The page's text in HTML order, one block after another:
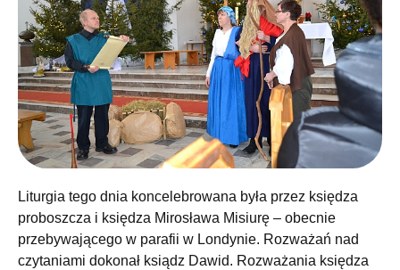
Liturgia tego dnia koncelebrowana była przez księdza
proboszcza i księdza Mirosława Misiurę – obecnie
przebywającego w parafii w Londynie. Rozważań nad
czytaniami dokonał ksiądz Dawid. Rozważania księdza